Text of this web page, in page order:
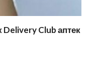
Club аптек